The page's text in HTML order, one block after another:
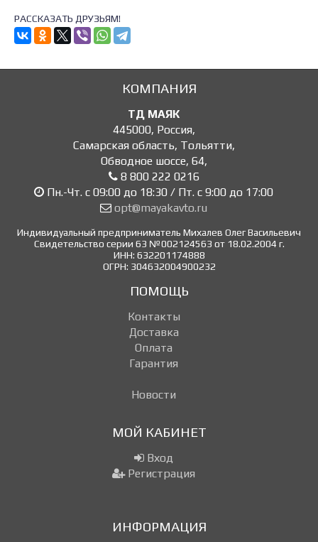
РАССКАЗАТЬ ДРУЗЬЯМ!
КОМПАНИЯ
ТД МАЯК
445000, Россия,
Самарская область, Тольятти,
Обводное шоссе, 64,
8 800 222 0216
Пн.-Чт. с 09:00 до 18:30 / Пт. с 9:00 до 17:00
opt@mayakavto.ru
Индивидуальный предприниматель Михалев Олег Васильевич
Свидетельство серии 63 №002124563 от 18.02.2004 г.
ИНН: 632201174888
ОГРН: 304632004900232
ПОМОЩЬ
Контакты
Доставка
Оплата
Гарантия
Новости
МОЙ КАБИНЕТ
Вход
Регистрация
ИНФОРМАЦИЯ